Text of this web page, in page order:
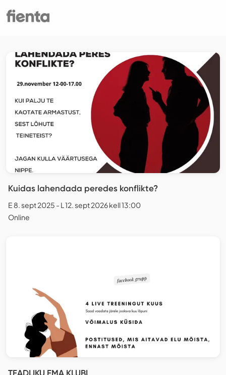
Kuidas lahendada peredes konflikte?
E 8. sept 2025 - L 12. sept 2026 kell 13:00
Online
TEADLIKU EMA KLUBI